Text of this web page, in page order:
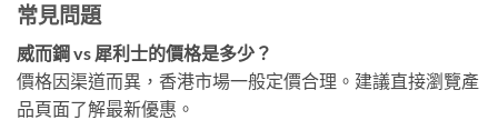
常見問題
威而鋼 vs 犀利士的價格是多少？
價格因渠道而異，香港市場一般定價合理。建議直接瀏覽產
品頁面了解最新優惠。